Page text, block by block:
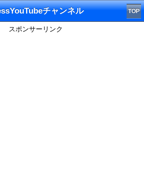
チャンネル TOP
スポンサーリンク